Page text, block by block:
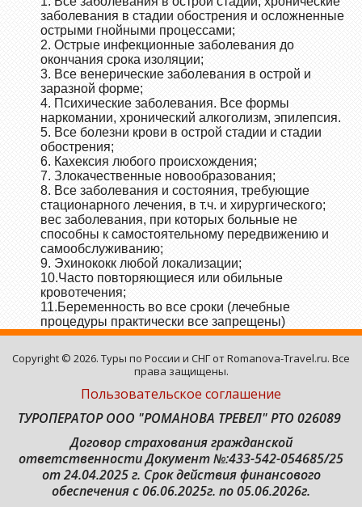
заболевания в стадии обострения и осложненные
острыми гнойными процессами;
2. Острые инфекционные заболевания до
окончания срока изоляции;
3. Все венерические заболевания в острой и
заразной форме;
4. Психические заболевания. Все формы
наркомании, хронический алкоголизм, эпилепсия.
5. Все болезни крови в острой стадии и стадии
обострения;
6. Кахексия любого происхождения;
7. Злокачественные новообразования;
8. Все заболевания и состояния, требующие
стационарного лечения, в т.ч. и хирургического;
вес заболевания, при которых больные не
способны к самостоятельному передвижению и
самообслуживанию;
9. Эхинококк любой локализации;
10.Часто повторяющиеся или обильные
кровотечения;
11.Беременность во все сроки (лечебные
процедуры практически все запрещены)
Copyright © 2026. Туры по России и СНГ от Romanova-Travel.ru. Все
права защищены.
Пользовательское соглашение
ТУРОПЕРАТОР ООО "РОМАНОВА ТРЕВЕЛ" РТО 026089
Договор страхования гражданской
ответственностиДокумент №:433-542-054685/25
от 24.04.2025 г. Срок действия финансового
обеспечения с 06.06.2025г. по 05.06.2026г.